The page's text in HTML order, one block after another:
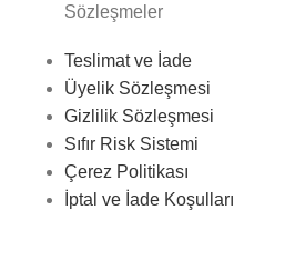
Sözleşmeler
Teslimat ve İade
Üyelik Sözleşmesi
Gizlilik Sözleşmesi
Sıfır Risk Sistemi
Çerez Politikası
İptal ve İade Koşulları